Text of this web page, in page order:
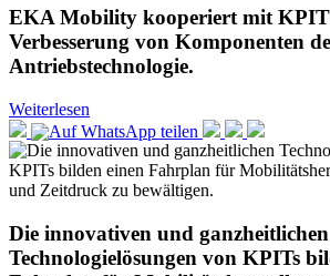
EKA Mobility kooperiert mit
Verbesserung von Komponenten
Antriebstechnologie.
Weiterlesen
Die innovativen und ganzheitlichen
Technologielösungen von KPITs